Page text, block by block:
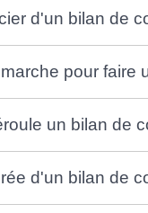
d'un bilan de
pour faire
un bilan de
d'un bilan de